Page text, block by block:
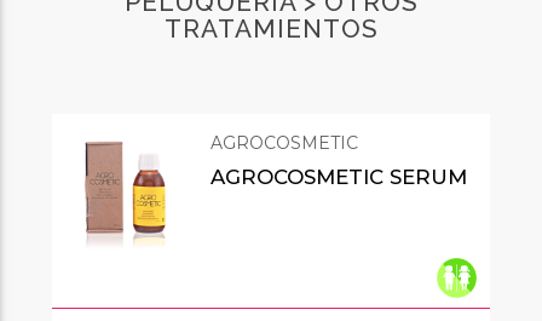
TRATAMIENTOS
AGROCOSMETIC
AGROCOSMETIC SERUM